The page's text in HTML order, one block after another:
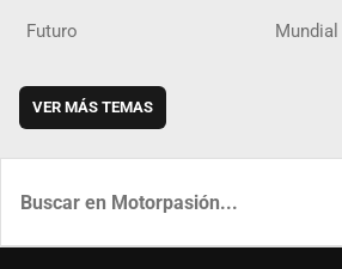
Futuro
VER MÁS TEMAS